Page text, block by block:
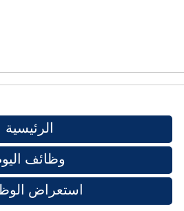
الرئيسية
وظائف
استعراض